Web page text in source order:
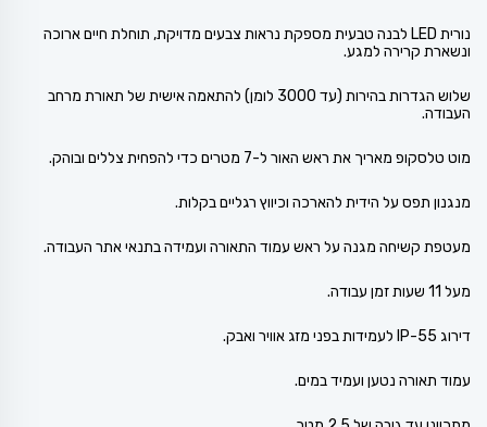
נורית LED לבנה טבעית מספקת נראות צבעים מדויקת, תוחלת חיים ארוכה
ונשארת קרירה למגע.
שלוש הגדרות בהירות (עד 3000 לומן) להתאמה אישית של תאורת מרחב
העבודה.
מוט טלסקופ מאריך את ראש האור ל-7 מטרים כדי להפחית צללים ובוהק.
מנגנון תפס על הידית להארכה וכיווץ רגליים בקלות.
מעטפת קשיחה מגנה על ראש עמוד התאורה ועמידה בתנאי אתר העבודה.
מעל 11 שעות זמן עבודה.
דירוג IP-55 לעמידות בפני מזג אוויר ואבק.
עמוד תאורה נטען ועמיד במים.